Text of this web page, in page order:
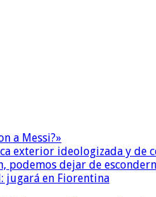
a Messi?»
exterior ideologizada y de
podemos dejar de
jugará en Fiorentina